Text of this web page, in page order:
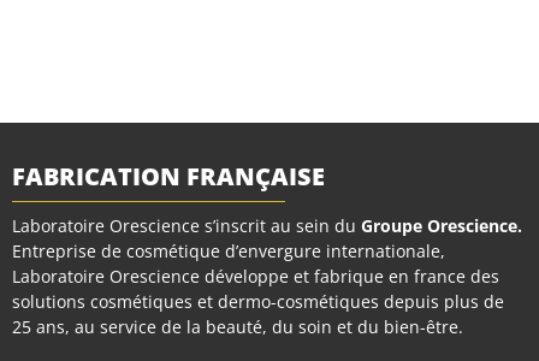
FABRICATION FRANÇAISE
Laboratoire Orescience s’inscrit au sein du Groupe Orescience.
Entreprise de cosmétique d’envergure internationale,
Laboratoire Orescience développe et fabrique en france des
solutions cosmétiques et dermo-cosmétiques depuis plus de
25 ans, au service de la beauté, du soin et du bien-être.